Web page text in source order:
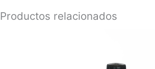
Productos relacionados